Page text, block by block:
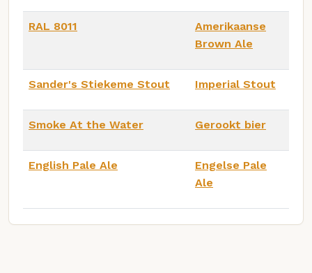
RAL 8011
Amerikaanse
Brown Ale
Sander's Stiekeme Stout Imperial Stout
Smoke At the Water Gerookt bier
English Pale Ale
Engelse Pale
Ale